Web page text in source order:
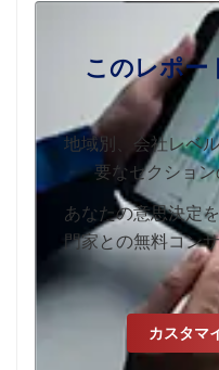
このレポー
地域別、会社レベ
要なセクショ
あなたの意思決定
門家との無料コン
カスタマ